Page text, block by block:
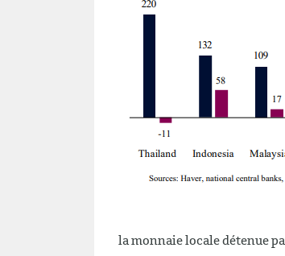
la monnaie locale détenue